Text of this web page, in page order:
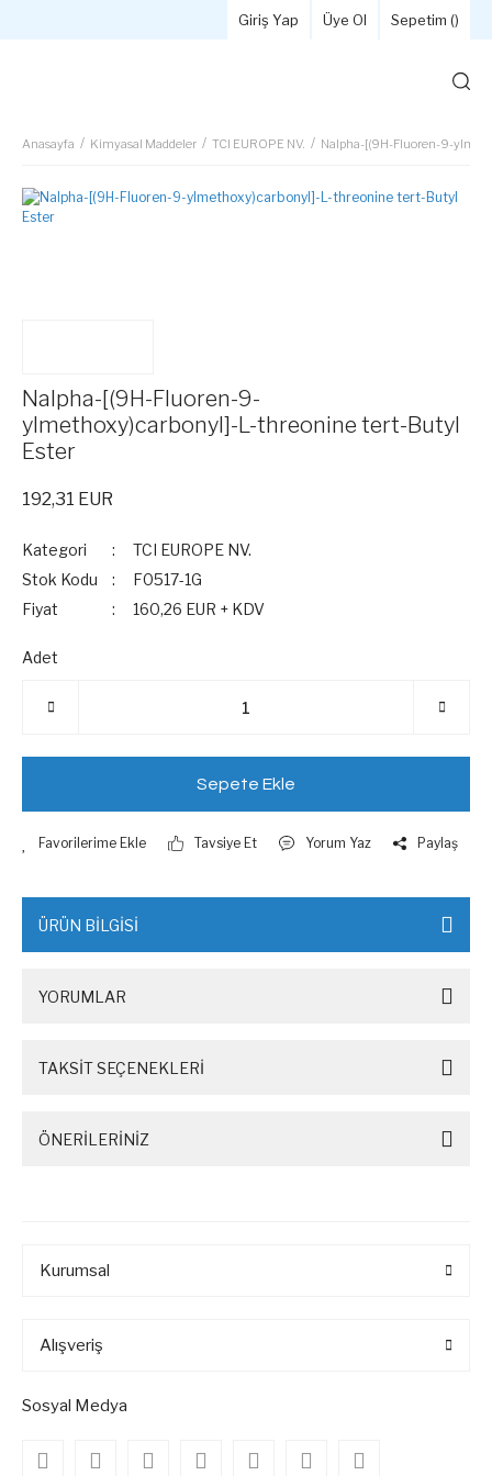
Giriş Yap Üye Ol Sepetim ()
Anasayfa Kimyasal Maddeler TCI EUROPE NV. Nalpha-[(9H-Fluoren-9-
Nalpha-[(9H-Fluoren-9-
ylmethoxy)carbonyl]-L-threonine tert-Butyl
Ester
192,31 EUR
Kategori
TCI EUROPE NV.
Stok Kodu
F0517-1G
Fiyat
160,26 EUR + KDV
Adet
Sepete Ekle
Tavsiye Et Yorum Yaz Paylaş
ÜRÜN BİLGİSİ
YORUMLAR
TAKSİT SEÇENEKLERİ
ÖNERİLERİNİZ
Kurumsal
Alışveriş
Sosyal Medya